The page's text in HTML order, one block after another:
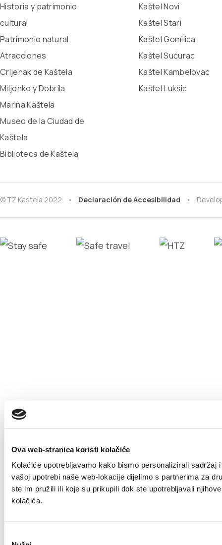
Ova web-stranica koristi kolačiće
Kolačiće upotrebljavamo kako bismo personalizirali
vašoj upotrebi naše web-lokacije dijelimo s partnerima za
ste im pružili ili koje su prikupili dok ste upotrebljavali
kolačića.
Historia y patrimonio
cultural
Patrimonio natural
Atracciones
Crljenak de Kaštela
Miljenko y Dobrila
Marina Kaštela
Museo de la Ciudad de
Kaštela
Biblioteca de Kaštela
Kaštel Novi
Kaštel Stari
Kaštel Gomilica
Kaštel Sućurac
Kaštel Kambelovac
Kaštel Lukšić
© TZ Kastela 2022 Declaración de Accesibilidad